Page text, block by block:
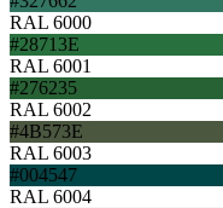
RAL 6000
#28713E
RAL 6001
#276235
RAL 6002
#4B573E
RAL 6003
#004547
RAL 6004